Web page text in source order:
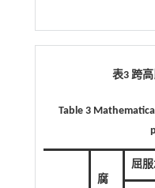
表3 跨
Table 3
腐
屈